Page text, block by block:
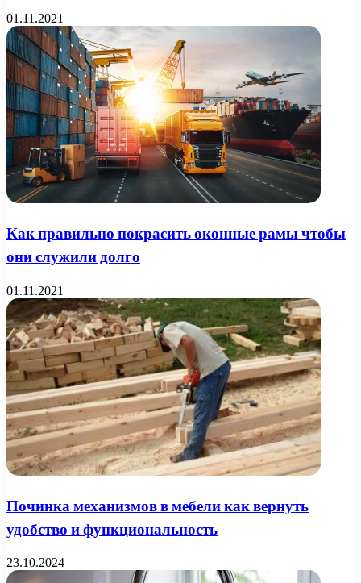
01.11.2021
Как правильно покрасить оконные рамы чтобы
они служили долго
01.11.2021
Починка механизмов в мебели как вернуть
удобство и функциональность
23.10.2024